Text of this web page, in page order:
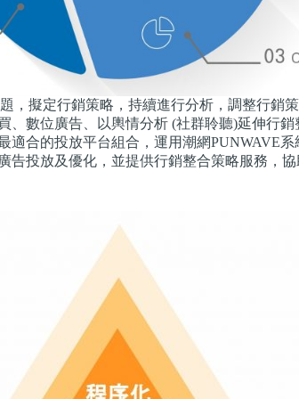
，擬定行銷策略，持續進行分析，調整行銷
、數位廣告、以輿情分析 (社群聆聽)延伸行
合的投放平台組合，運用潮網PUNWAVE系
告投放及優化，並提供行銷整合策略服務，